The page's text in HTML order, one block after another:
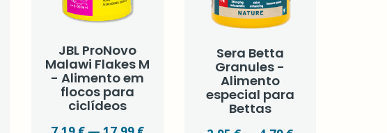
JBL ProNovo
Malawi Flakes M
- Alimento em
flocos para
ciclídeos
Sera Betta
Granules -
Alimento
especial para
Bettas